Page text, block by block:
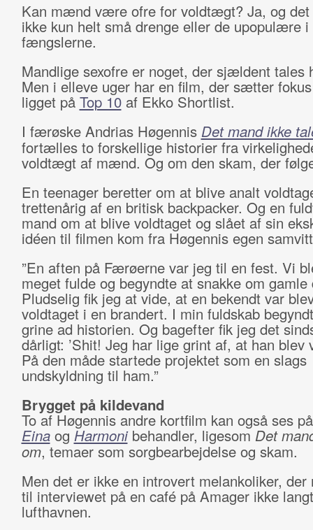
Kan mænd være ofre for voldtægt? Ja, og det
ikke kun helt små drenge eller de upopulære i
fængslerne.
Mandlige sexofre er noget, der sjældent tales
Men i elleve uger har en film, der sætter
ligget på Top 10af Ekko Shortlist.
I færøske Andrias Høgennis Det mand ikke
fortælles to forskellige historier fra
voldtægt af mænd. Og om den skam, der
En teenager beretter om at blive analt
trettenårig af en britisk backpacker. Og en
mand om at blive voldtaget og slået af sin
idéen til filmen kom fra Høgennis egen
”En aften på Færøerne var jeg til en fest. Vi
meget fulde og begyndte at snakke om gamle
Pludselig fik jeg at vide, at en bekendt var
voldtaget i en brandert. I min fuldskab
grine ad historien. Og bagefter fik jeg det
dårligt: ’Shit! Jeg har lige grint af, at han blev
På den måde startede projektet som en slags
undskyldning til ham.”
Brygget på kildevand
To af Høgennis andre kortfilm kan også ses
Einaog Harmonibehandler, ligesom Det
om, temaer som sorgbearbejdelse og skam.
Men det er ikke en introvert melankoliker, der
til interviewet på en café på Amager ikke
lufthavnen.